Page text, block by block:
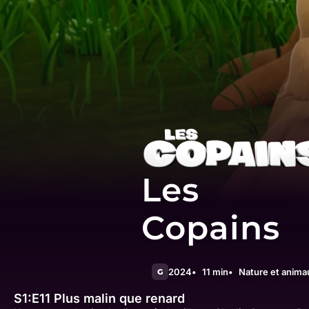
Les
Copains
G 2024 11 min Nature et
S1:E11 Plus malin que renard